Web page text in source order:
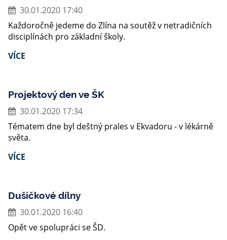
30.01.2020 17:40
Každoročně jedeme do Zlína na soutěž v netradičních
disciplínách pro základní školy.
VÍCE
Projektový den ve ŠK
30.01.2020 17:34
Tématem dne byl deštný prales v Ekvadoru - v lékárně
světa.
VÍCE
Dušičkové dílny
30.01.2020 16:40
Opět ve spolupráci se ŠD.